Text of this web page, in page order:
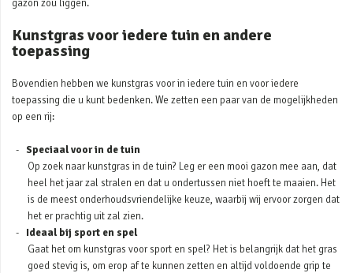
gazon zou liggen.
Kunstgras voor iedere tuin en andere
toepassing
Bovendien hebben we kunstgras voor in iedere tuin en voor iedere
toepassing die u kunt bedenken. We zetten een paar van de mogelijkheden
op een rij:
Speciaal voor in de tuin
Op zoek naar kunstgras in de tuin? Leg er een mooi gazon mee aan, dat
heel het jaar zal stralen en dat u ondertussen niet hoeft te maaien. Het
is de meest onderhoudsvriendelijke keuze, waarbij wij ervoor zorgen dat
het er prachtig uit zal zien.
Ideaal bij sport en spel
Gaat het om kunstgras voor sport en spel? Het is belangrijk dat het gras
goed stevig is, om erop af te kunnen zetten en altijd voldoende grip te